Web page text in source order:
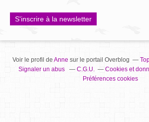
S'inscrire à la newsletter
Voir le profil de Annesur le portail Overblog
Signaler un abus
C.G.U.
Cookies et
Préférences cookies